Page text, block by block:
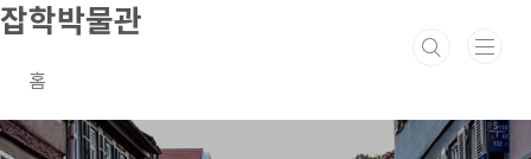
본문 바로가기
잡학박물관
홈